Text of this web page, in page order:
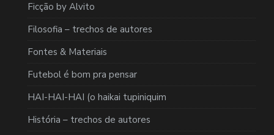
Ficção by Alvito
Filosofia – trechos de autores
Fontes & Materiais
Futebol é bom pra pensar
HAI-HAI-HAI (o haikai tupiniquim
História – trechos de autores